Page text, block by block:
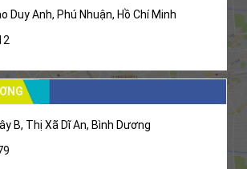
Duy Anh, Phú Nhuận, Hồ Chí Minh
B, Thị Xã Dĩ An, Bình Dương